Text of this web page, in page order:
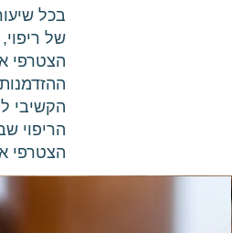
בכל
של
הצטרפי
הקשיבי
הריפוי
הצטרפי